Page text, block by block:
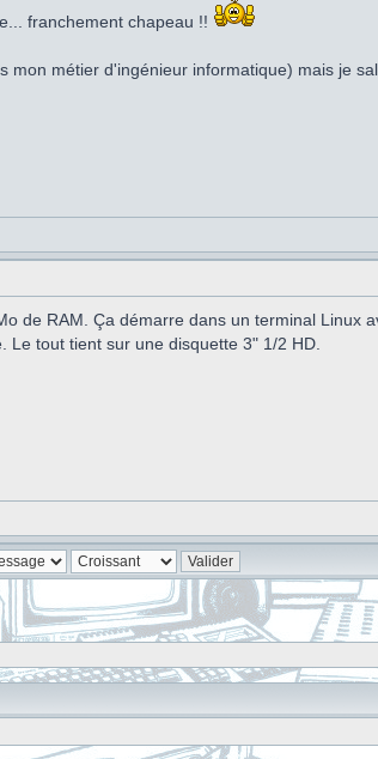
franchement chapeau !!
métier d'ingénieur informatique) mais je
de RAM. Ça démarre dans un terminal Linux
tout tient sur une disquette 3" 1/2 HD.